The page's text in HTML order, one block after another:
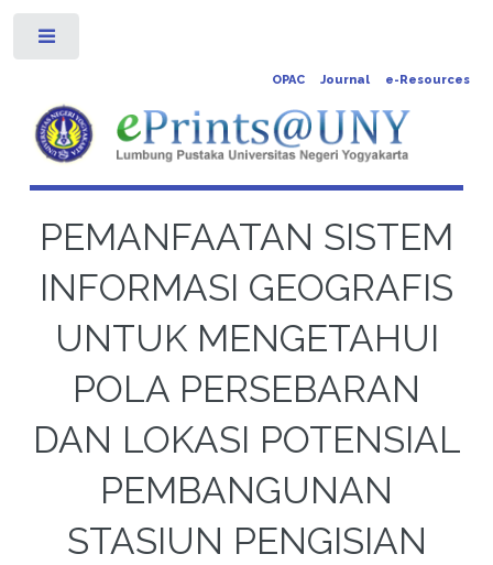
OPAC Journal e-Resources
PEMANFAATAN SISTEM
INFORMASI GEOGRAFIS
UNTUK MENGETAHUI
POLA PERSEBARAN
DAN LOKASI POTENSIAL
PEMBANGUNAN
STASIUN PENGISIAN